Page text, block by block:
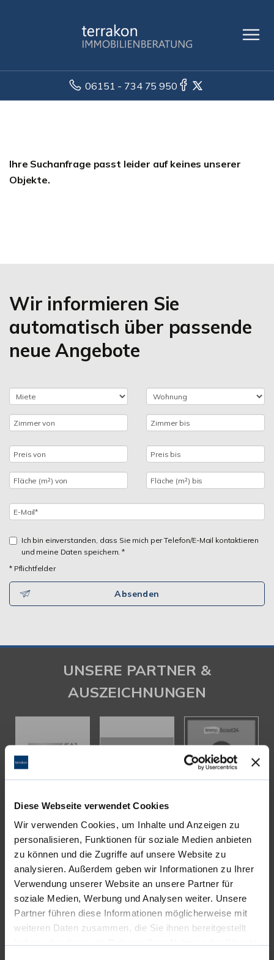
Diese Webseite verwendet Cookies
Wir verwenden Cookies, um Inhalte und Anzeigen zu
personalisieren, Funktionen für soziale Medien anbieten
zu können und die Zugriffe auf unsere Website zu
analysieren. Außerdem geben wir Informationen zu Ihrer
Verwendung unserer Website an unsere Partner für
soziale Medien, Werbung und Analysen weiter. Unsere
Partner führen diese Informationen möglicherweise mit
weiteren Daten zusammen, die Sie ihnen bereitgestellt
06151 - 734 75 950
Ihre Suchanfrage passt leider auf keines unserer
Objekte.
Wir informieren Sie
automatisch über passende
neue Angebote
Ich bin einverstanden, dass Sie mich per Telefon/E-Mail kontaktieren
und meine Daten speichern. *
* Pflichtfelder
Absenden
UNSERE PARTNER &
AUSZEICHNUNGEN
KONTAKT
terrakon Immobilienberatung
Bad Nauheimer Straße 4
64289 Darmstadt